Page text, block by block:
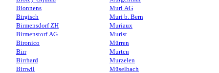
Bionnens
Birgisch
Birmensdorf ZH
Birmenstorf AG
Bironico
Birr
Birrhard
Birrwil
Muri AG
Muri b. Bern
Muriaux
Murist
Mürren
Murten
Murzelen
Müselbach